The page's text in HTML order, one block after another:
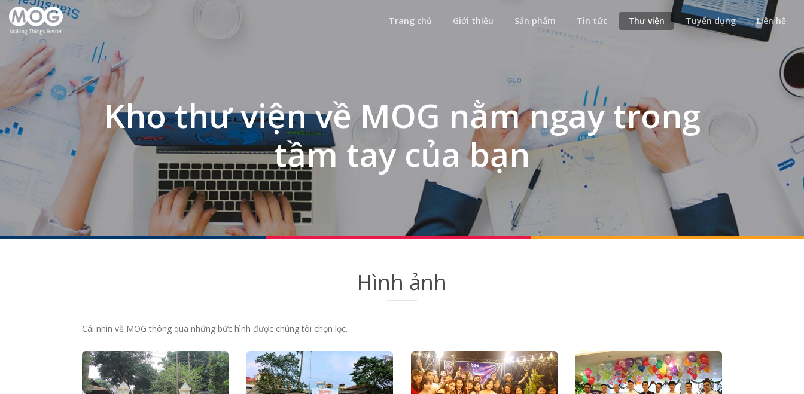
Trang chủ Giới thiệu Sản phẩm Tin tức Thư viện Tuyển dụng Liên hệ
Kho thư viện về MOG nằm ngay trong
tầm tay của bạn
Hình ảnh
Cái nhìn về MOG thông qua những bức hình được chúng tôi chọn lọc.